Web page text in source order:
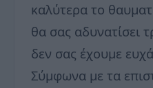
καλύτερα το
θα σας αδυνατίσει
δεν σας έχουμε
Σύμφωνα με τα